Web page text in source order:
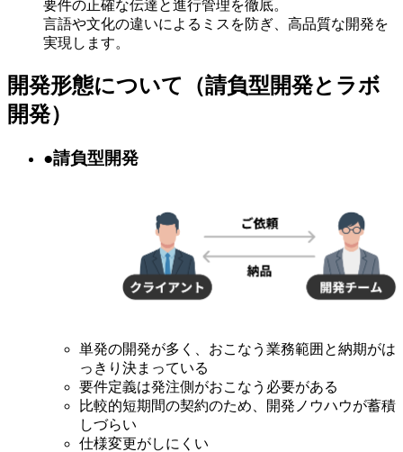
要件の正確な伝達と進行管理を徹底。
言語や文化の違いによるミスを防ぎ、高品質な開発を
実現します。
開発形態について（請負型開発とラボ
開発）
●請負型開発
単発の開発が多く、おこなう業務範囲と納期がは
っきり決まっている
要件定義は発注側がおこなう必要がある
比較的短期間の契約のため、開発ノウハウが蓄積
しづらい
仕様変更がしにくい